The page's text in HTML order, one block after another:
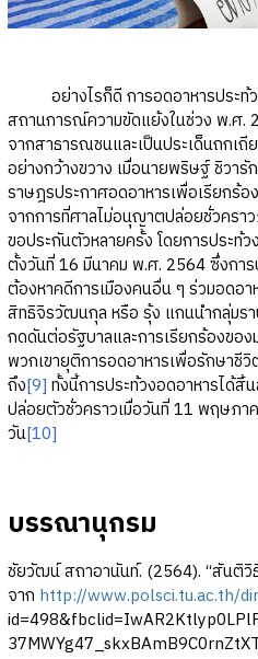
อย่างไรก็ดี การอดอาหารประท้ว
สถานการณ์ความขัดแย้งในช่วง พ.ศ.
จากสาธารณชนและเป็นประเด็นถกเถี
อย่างกว้างขวาง เมื่อนายพริษฐ์ ชิวา
ราษฎรประกาศอดอาหารเพื่อเรียกร้
จากการที่ศาลไม่อนุญาตปล่อยชั่วครา
ขอประกันตัวหลายครั้ง โดยการประท้
ตั้งวันที่ 16 มีนาคม พ.ศ. 2564 ซึ่งกา
ต้องหาคดีการเมืองคนอื่น ๆ ร่วมอดอ
สิทธิจิรวัฒนกุล หรือ รุ้ง แกนนำกลุ่มร
กดดันต่อรัฐบาลและการเรียกร้องขอ
พวกเขายุติการอดอาหารเพื่อรักษาชี
ถึง[9] ทั้งนี้การประท้วงอดอาหารได้
ปล่อยตัวชั่วคราวเมื่อวันที่ 11 พฤษภา
วัน[10]
บรรณานุกรม
ชัยวัฒน์ สถาอานันท์. (2564). “สันติวิ
จาก http://www.polsci.tu.ac.th/